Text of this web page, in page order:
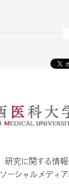
研究に関する情
ソーシャルメディ